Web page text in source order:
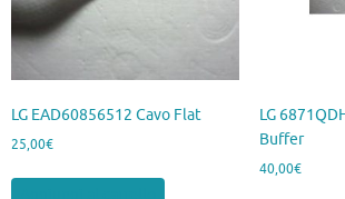
LG EAD60856512 Cavo Flat
25,00€
LG
Buffer
40,00€